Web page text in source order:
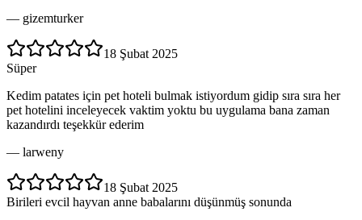
— gizemturker
18 Şubat 2025
Süper
Kedim patates için pet hoteli bulmak istiyordum gidip sıra sıra her
pet hotelini inceleyecek vaktim yoktu bu uygulama bana zaman
kazandırdı teşekkür ederim
— larweny
18 Şubat 2025
Birileri evcil hayvan anne babalarını düşünmüş sonunda